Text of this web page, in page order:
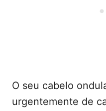
O seu cabelo
urgentemente de